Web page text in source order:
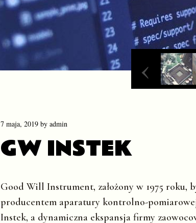
‹
7 maja, 2019 by admin
GW INSTEK
Good Will Instrument, założony w 1975 roku,
producentem aparatury kontrolno-
Instek, a dynamiczna ekspansja firmy